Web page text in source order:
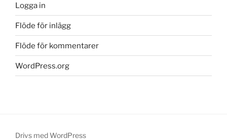
Logga in
Flöde för inlägg
Flöde för kommentarer
WordPress.org
Drivs med WordPress